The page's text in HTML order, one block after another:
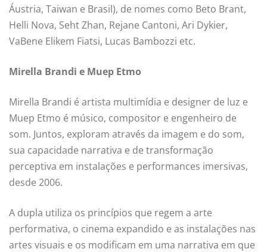
Áustria, Taiwan e Brasil), de nomes como Beto Brant,
Helli Nova, Seht Zhan, Rejane Cantoni, Ari Dykier,
VaBene Elikem Fiatsi, Lucas Bambozzi etc.
Mirella Brandi e Muep Etmo
Mirella Brandi é artista multimídia e designer de luz e
Muep Etmo é músico, compositor e engenheiro de
som. Juntos, exploram através da imagem e do som,
sua capacidade narrativa e de transformação
perceptiva em instalações e performances imersivas,
desde 2006.
A dupla utiliza os princípios que regem a arte
performativa, o cinema expandido e as instalações nas
artes visuais e os modificam em uma narrativa em que